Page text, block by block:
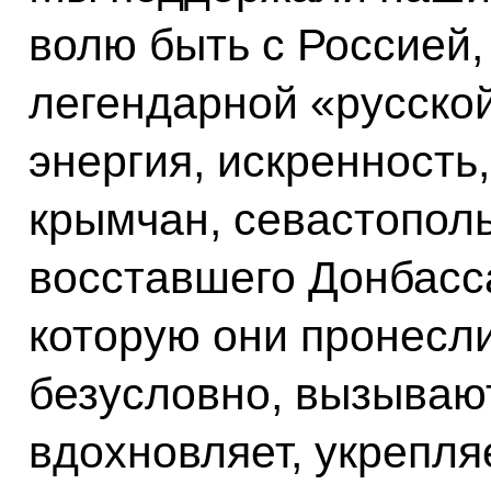
волю быть с Россией,
легендарной
энергия,
крымчан,
восставшего
которую они
безусловно,
вдохновляет,